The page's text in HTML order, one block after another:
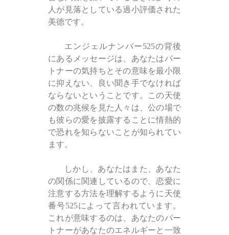
人が見落としている過小評価された
美徳です。
エンジェルナンバー525の背後
にあるメッセージは、あなたはパー
トナーの気持ちとその意味を最小限
に抑えない、良い聞き手でなければ
ならないということです。この天使
の数の兆候を見た人々は、公の場で
も彼らの愛を披露することに情熱的
で恐れを知らないことが知られてい
ます。
しかし、あなたはまた、あなた
の関係に関連しているので、恋愛に
注意する方法を理解するように天使
番号525によって言われています。
これが意味するのは、あなたのパー
トナーがあなたのエネルギーと一致